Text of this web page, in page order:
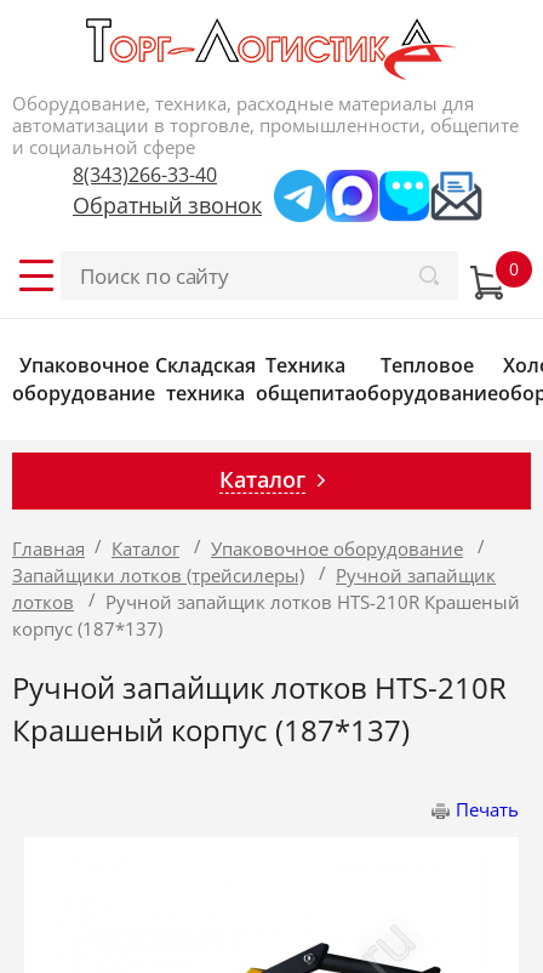
Оборудование, техника, расходные материалы для
автоматизации в торговле, промышленности, общепите
и социальной сфере
8(343)266-33-40
Обратный звонок
Упаковочное
оборудование
Складская
техника
Техника
общепита
Тепловое
оборудование
Каталог
Главная / Каталог / Упаковочное оборудование /
Запайщики лотков (трейсилеры) / Ручной запайщик
лотков
/ Ручной запайщик лотков HTS-210R Крашеный
корпус (187*137)
Ручной запайщик лотков HTS-210R
Крашеный корпус (187*137)
Печать